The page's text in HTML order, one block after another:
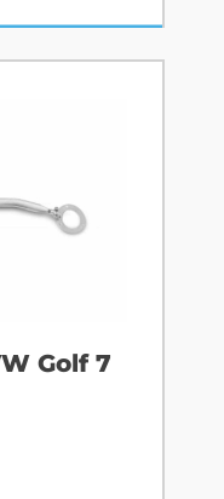
Golf 7